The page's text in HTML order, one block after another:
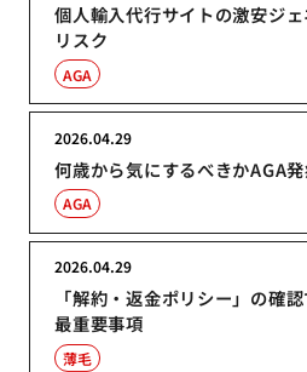
個人輸入代行サイトの激安ジ
リスク
AGA
何歳から気にするべきかAGA
2026.04.29
AGA
「解約・返金ポリシー」の確
最重要事項
2026.04.29
薄毛